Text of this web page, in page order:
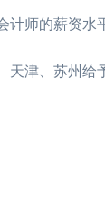
师的薪资水平
津、苏州给予